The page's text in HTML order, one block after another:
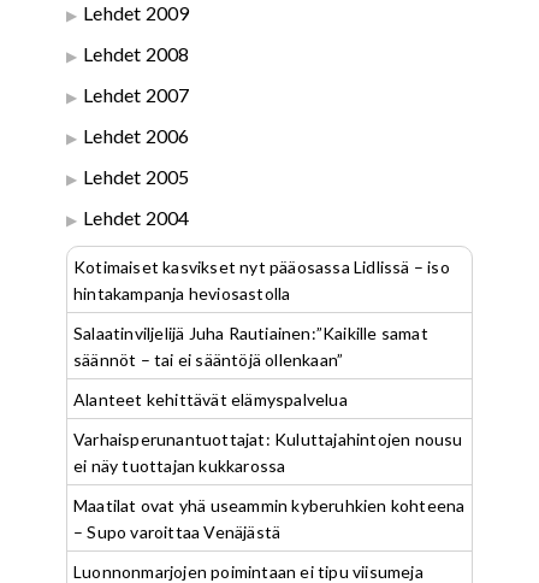
Lehdet 2009
Lehdet 2008
Lehdet 2007
Lehdet 2006
Lehdet 2005
Lehdet 2004
Kotimaiset kasvikset nyt pääosassa Lidlissä – iso
hintakampanja heviosastolla
Salaatinviljelijä Juha Rautiainen:”Kaikille samat
säännöt – tai ei sääntöjä ollenkaan”
Alanteet kehittävät elämyspalvelua
Varhaisperunantuottajat: Kuluttajahintojen nousu
ei näy tuottajan kukkarossa
Maatilat ovat yhä useammin kyberuhkien kohteena
– Supo varoittaa Venäjästä
Luonnonmarjojen poimintaan ei tipu viisumeja